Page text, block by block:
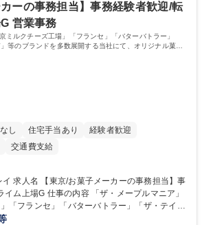
カーの事務担当】事務経験者歓迎/転
営業事務
ミルクチーズ工場」「フランセ」「バターバトラー」
等のブランドを多数展開する当社にて、オリジナル菓子
せいたします。
し 住宅手当あり
経験者歓迎
交通費支給
当】事
ザ・メープルマニア」
「フランセ」「バターバトラー」「ザ・テイラ
ンドを多数展開する当社にて、オリジナル菓子